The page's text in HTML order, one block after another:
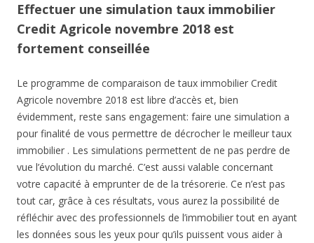
Effectuer une simulation taux immobilier
Credit Agricole novembre 2018 est
fortement conseillée
Le programme de comparaison de taux immobilier Credit
Agricole novembre 2018 est libre d’accès et, bien
évidemment, reste sans engagement: faire une simulation a
pour finalité de vous permettre de décrocher le meilleur taux
immobilier . Les simulations permettent de ne pas perdre de
vue l’évolution du marché. C’est aussi valable concernant
votre capacité à emprunter de de la trésorerie. Ce n’est pas
tout car, grâce à ces résultats, vous aurez la possibilité de
réfléchir avec des professionnels de l’immobilier tout en ayant
les données sous les yeux pour qu’ils puissent vous aider à